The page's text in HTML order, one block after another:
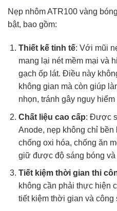
Nẹp nhôm ATR100 vàng
bật, bao gồm:
Thiết kế tinh tế: Với mũi
mang lại nét mềm mại và
gạch ốp lát. Điều này
không gian mà còn giúp
nhọn, tránh gây nguy
Chất liệu cao cấp: Được
Anode, nẹp không chỉ bền
chống oxi hóa, chống ăn
giữ được độ sáng bóng
Tiết kiệm thời gian thi
không cần phải thực hiện
tiết kiệm thời gian và công